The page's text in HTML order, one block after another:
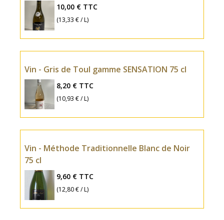
10,00 € TTC
(13,33 € / L)
Vin - Gris de Toul gamme SENSATION 75 cl
8,20 € TTC
(10,93 € / L)
Vin - Méthode Traditionnelle Blanc de Noir
75 cl
9,60 € TTC
(12,80 € / L)